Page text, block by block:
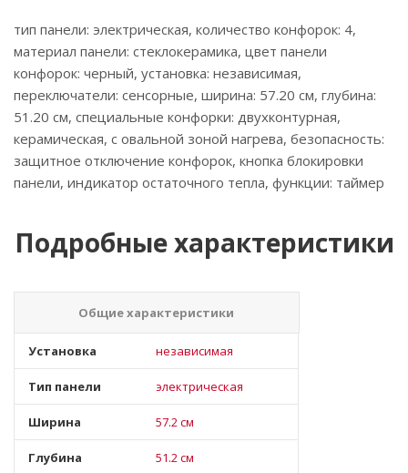
тип панели: электрическая, количество конфорок: 4,
материал панели: стеклокерамика, цвет панели
конфорок: черный, установка: независимая,
переключатели: сенсорные, ширина: 57.20 см, глубина:
51.20 см, специальные конфорки: двухконтурная,
керамическая, с овальной зоной нагрева, безопасность:
защитное отключение конфорок, кнопка блокировки
панели, индикатор остаточного тепла, функции: таймер
Подробные характеристики
Общие характеристики
Установка независимая
Тип панели электрическая
Ширина 57.2 см
Глубина 51.2 см